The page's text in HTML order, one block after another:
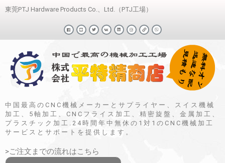
東莞PTJ Hardware Products Co.、Ltd.（PTJ工場）
中国最高のCNC機械メーカーとサプライヤー、スイス機械
加工、5軸加工、CNCフライス加工、精密旋盤、金属加工、
プラスチック加工.24時間年中無休の1対1のCNC機械加工
サービスとサポートを提供します。
>ご注文までの流れはこちら